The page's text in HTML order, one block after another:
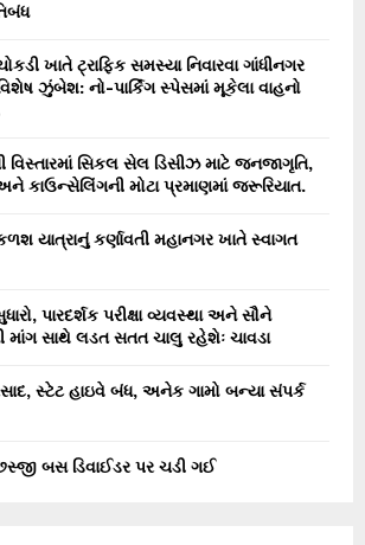
ખાતે ટ્રાફિક સમસ્યા નિવારવા ગાંધીનગર
ઝુંબેશ: નો-પાર્કિંગ સ્પેસમાં મૂકેલા વાહનો
વિસ્તારમાં સિકલ સેલ ડિસીઝ માટે જનજાગૃતિ,
અને કાઉન્સેલિંગની મોટા પ્રમાણમાં જરૂરિયાત.
કળશ યાત્રાનું કર્ણાવતી મહાનગર ખાતે સ્વાગત
પારદર્શક પરીક્ષા વ્યવસ્થા અને સૌને
માંગ સાથે લડત સતત ચાલુ રહેશેઃ ચાવડા
સ્ટેટ હાઇવે બંધ, અનેક ગામો બન્યા સંપર્ક
બસ ડિવાઈડર પર ચડી ગઈ